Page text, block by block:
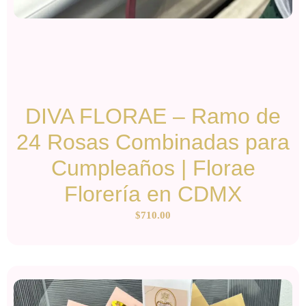
DIVA FLORAE – Ramo de
24 Rosas Combinadas para
Cumpleaños | Florae
Florería en CDMX
$710.00